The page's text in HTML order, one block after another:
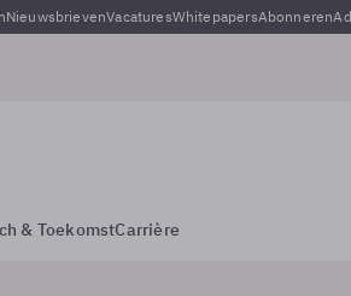
NieuwsbrievenVacaturesWhitepapersAbonneren
& ToekomstCarrière